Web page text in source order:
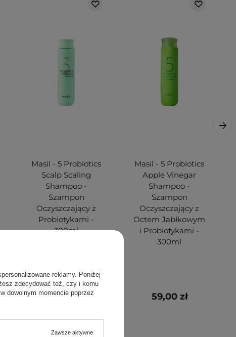
Masil - 5 Probiotics
Scalp Scaling
Shampoo -
Szampon
Oczyszczający z
Probiotykami -
300ml
59,00 zł
Masil - 5 Probiotics
Apple Vinegar
Shampoo -
Szampon
Oczyszczający z
Octem Jabłkowym
i Probiotykami -
300ml
59,00 zł
reklamy. Poniżej
zdecydować też, czy i komu
dowolnym momencie poprzez
Zawsze aktywne